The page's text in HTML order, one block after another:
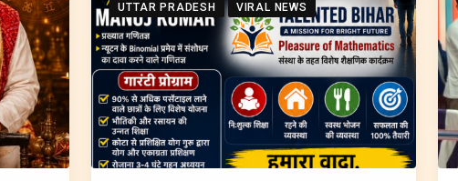
UTTAR PRADESH
VIRAL NEWS